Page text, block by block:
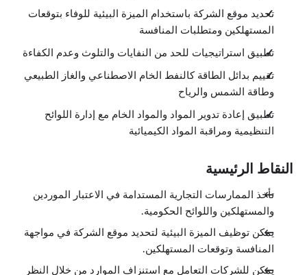
5:11
التنافس على المواد الخام
المواد الخام المحدودة
إعادة تصنيع المواد الخام
إدارة اللوائح والأنظمة
التوزيع ذو الجدوى الاقتصادية
لمحة عامة
حلول التوزيع
فهم سلسلات الموارد
تحديد موقع الشركة باستخدام الميزة البيئية للوفاء بتوقعات
المستهلكين ومتطلبات المنافسة
تطبيق استراتيجيات للحد من النفايات والتلوث وعدم الكفاءة
تقييم بدائل الطاقة كالنفط الخام الاصطناعي والغاز الطبيعي
وطاقة الشمس والرياح
تطبيق إعادة تدوير المواد والمواد الخام مع إدارة اللوائح
التنظيمية ومراقبة المواد الكيميائية
النقاط الرئيسية
تأخذ الممارسات التجارية المستدامة في الاعتبار الموردين
والمستهلكين واللوائح الحكومية.
يمكن توظيف الميزة البيئية لتحديد موقع الشركة في مواجهة
المنافسة وتوقعات المستهلكين.
يمكن للشركات التعامل مع استنزاف الموارد من خلال النظر